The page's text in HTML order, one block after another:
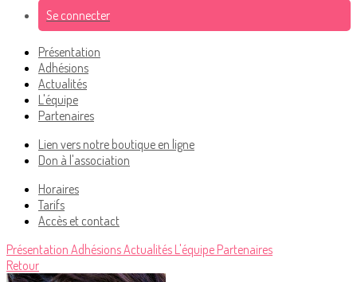
Se connecter
Présentation
Adhésions
Actualités
L'équipe
Partenaires
Lien vers notre boutique en ligne
Don à l'association
Horaires
Tarifs
Accès et contact
Présentation AdhésionsActualités L'équipe Partenaires
Retour